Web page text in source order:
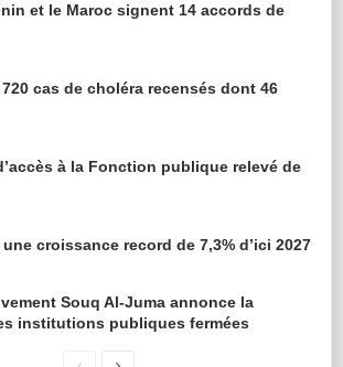
et le Maroc signent 14 accords de
cas de choléra recensés dont 46
à la Fonction publique relevé de
croissance record de 7,3% d’ici 2027
Souq Al-Juma annonce la
institutions publiques fermées